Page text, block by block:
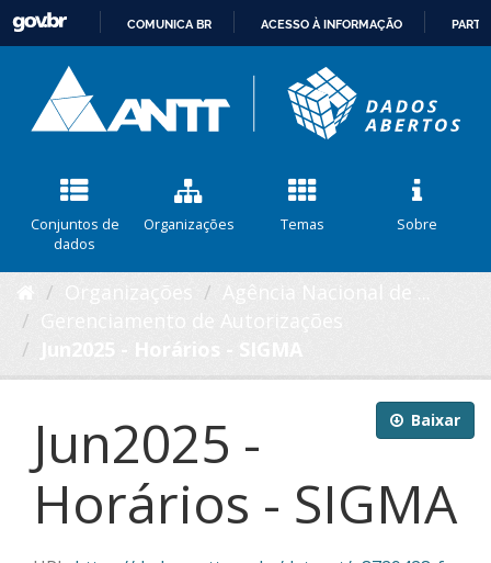
CONTEÚDO
COMUNICA BR ACESSO À INFORMAÇÃO
Conjuntos de
dados
Organizações Temas Sobre
Baixar
Jun2025 -
Horários - SIGMA